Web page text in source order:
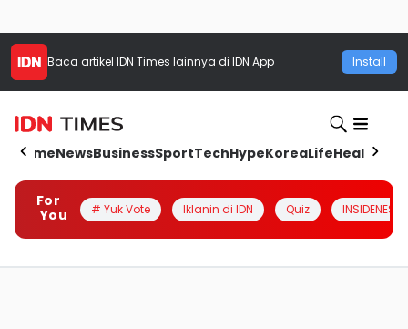
Baca artikel IDN Times lainnya di IDN App Install
HomeNewsBusinessSportTechHypeKoreaLifeHealth
For
You
# Yuk Vote Iklanin di IDN Quiz INSIDENESIA